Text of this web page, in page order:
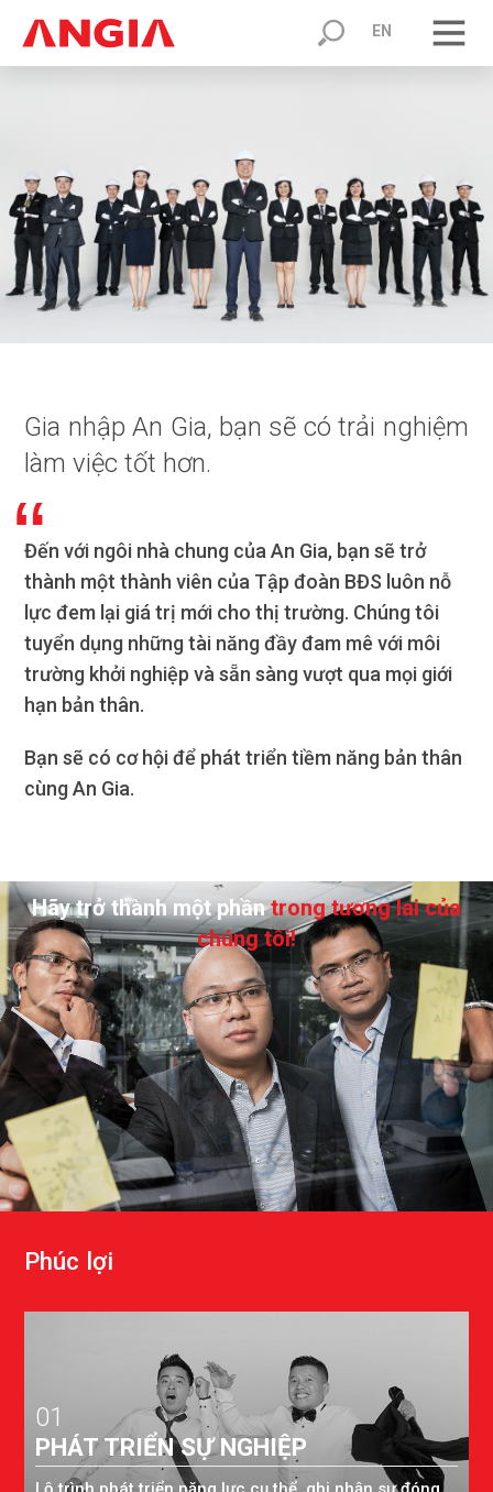
EN
Gia nhập An Gia, bạn sẽ có trải nghiệm
làm việc tốt hơn.
Đến với ngôi nhà chung của An Gia, bạn sẽ trở
thành một thành viên của Tập đoàn BĐS luôn nỗ
lực đem lại giá trị mới cho thị trường. Chúng tôi
tuyển dụng những tài năng đầy đam mê với môi
trường khởi nghiệp và sẵn sàng vượt qua mọi giới
hạn bản thân.
Bạn sẽ có cơ hội để phát triển tiềm năng bản thân
cùng An Gia.
Hãy trở thành một phầntrong tương lai của
chúng tôi!
Phúc lợi
01
PHÁT TRIỂN SỰ NGHIỆP